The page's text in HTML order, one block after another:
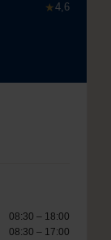
★4,6
08:30 – 18:00
08:30 – 17:00